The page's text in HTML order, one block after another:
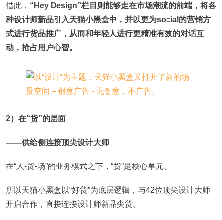
借此， “Hey Design”栏目则能够走在市场潮流的前端，将各
种设计师新品引入天猫小黑盒中，并以更为social的营销方
式进行货品推广，从而和年轻人进行更精准有效的对话互
动，抢占用户心智。
2）在“货”的层面
——供给侧连接顶尖设计大师
在“人-货-场”的业务模式之下，“货”是核心单元。
所以天猫小黑盒以“好货”为底层逻辑，与42位顶尖设计大师
开启合作，直接连接设计师新品尖货。